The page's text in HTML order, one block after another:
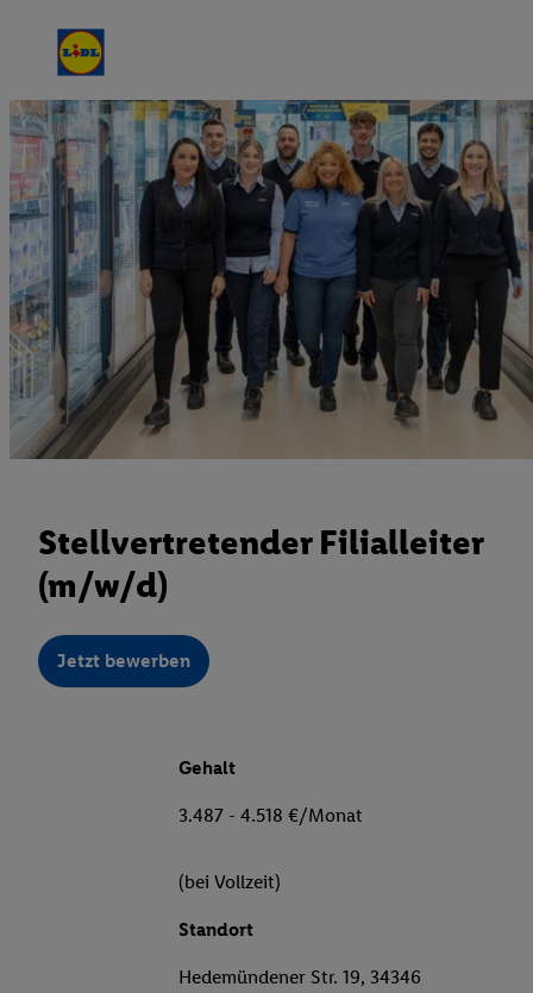
Stellvertretender Filialleiter
(m/w/d)
Jetzt bewerben
Gehalt
3.487 - 4.518 €/Monat
(bei Vollzeit)
Standort
Hedemündener Str. 19, 34346